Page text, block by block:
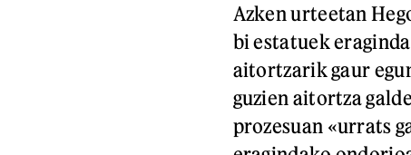
Azken urteetan
bi estatuek
aitortzarik gaur
guzien aitortza
prozesuan «urrats